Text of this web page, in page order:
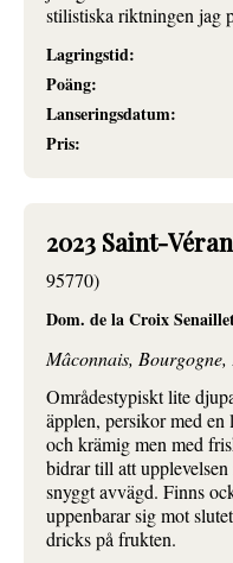
stilistiska riktningen jag
Lagringstid:
Poäng:
Lanseringsdatum:
Pris:
2023 Saint-
95770)
Dom. de la Croix
Mâconnais,
Områdestypiskt lite
äpplen, persikor med en
och krämig men med
bidrar till att
snyggt avvägd. Finns
uppenbarar sig mot
dricks på frukten.